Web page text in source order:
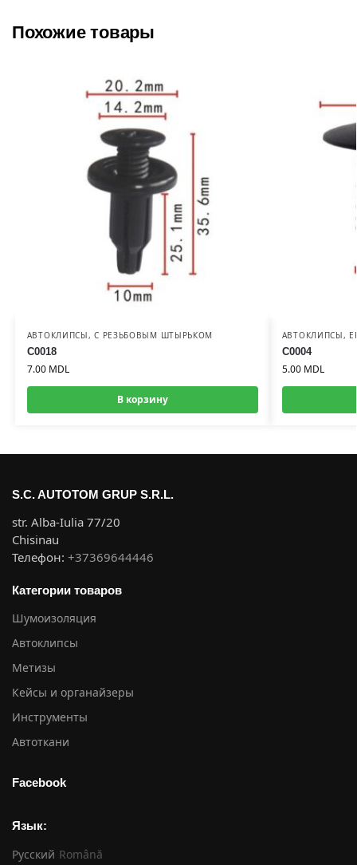
Похожие товары
АВТОКЛИПСЫ,С РЕЗЬБОВЫМ ШТЫРЬКОМ
C0018
7.00 MDL
В корзину
АВТОКЛИПСЫ,
C0004
5.00 MDL
S.C. AUTOTOM GRUP S.R.L.
str. Alba-Iulia 77/20
Chisinau
Телефон: +37369644446
Категории товаров
Шумоизоляция
Автоклипсы
Метизы
Кейсы и органайзеры
Инструменты
Автоткани
Facebook
Язык:
Русский Română